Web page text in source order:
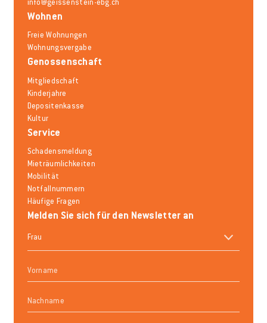
info@geissenstein-ebg.ch
Wohnen
Freie Wohnungen
Wohnungsvergabe
Genossenschaft
Mitgliedschaft
Kinderjahre
Depositenkasse
Kultur
Service
Schadensmeldung
Mieträumlichkeiten
Mobilität
Notfallnummern
Häufige Fragen
Melden Sie sich für den Newsletter an